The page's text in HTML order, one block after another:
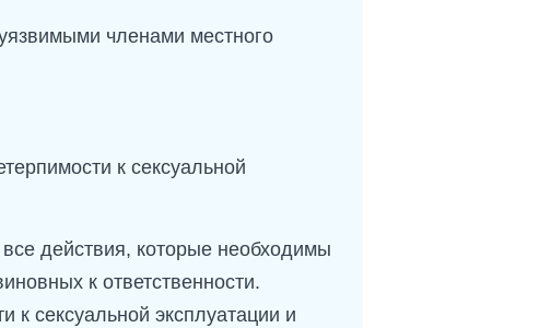
членами местного
к сексуальной
действия, которые необходимы
к ответственности.
к сексуальной эксплуатации и